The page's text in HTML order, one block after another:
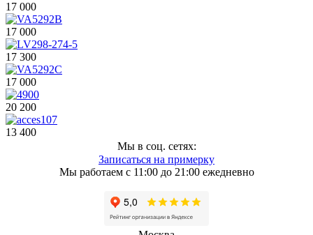
17 000
17 000
17 300
17 000
20 200
13 400
Мы в соц. сетях:
Записаться на примерку
Мы работаем с 11:00 до 21:00 ежедневно